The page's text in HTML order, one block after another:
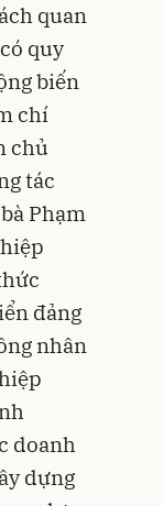
quan
quy
biến
chí
chủ
tác
Phạm
đảng
nhân
doanh
dựng